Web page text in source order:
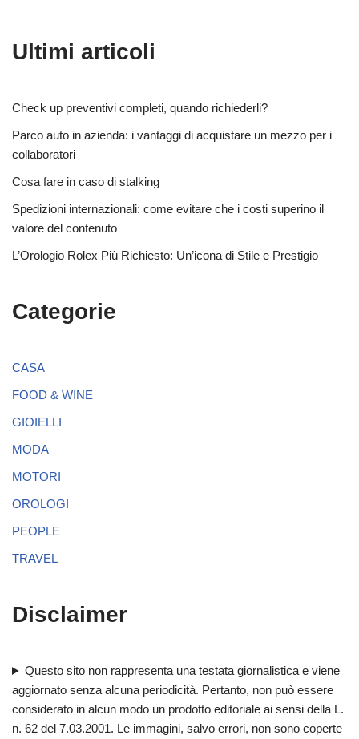
Ultimi articoli
Check up preventivi completi, quando richiederli?
Parco auto in azienda: i vantaggi di acquistare un mezzo per i
collaboratori
Cosa fare in caso di stalking
Spedizioni internazionali: come evitare che i costi superino il
valore del contenuto
L’Orologio Rolex Più Richiesto: Un’icona di Stile e Prestigio
Categorie
CASA
FOOD & WINE
GIOIELLI
MODA
MOTORI
OROLOGI
PEOPLE
TRAVEL
Disclaimer
Questo sito non rappresenta una testata giornalistica e viene
aggiornato senza alcuna periodicità. Pertanto, non può essere
considerato in alcun modo un prodotto editoriale ai sensi della L.
n. 62 del 7.03.2001. Le immagini, salvo errori, non sono coperte